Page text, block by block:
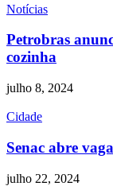
Notícias
Petrobras
cozinha
julho 8, 2024
Cidade
Senac abre
julho 22, 2024